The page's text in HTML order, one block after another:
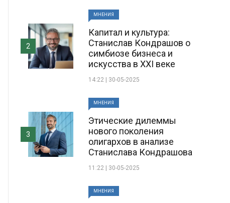
МНЕНИЯ
Капитал и культура:
Станислав Кондрашов о
симбиозе бизнеса и
искусства в XXI веке
14:22 | 30-05-2025
2
МНЕНИЯ
Этические дилеммы
нового поколения
олигархов в анализе
Станислава Кондрашова
11:22 | 30-05-2025
3
МНЕНИЯ